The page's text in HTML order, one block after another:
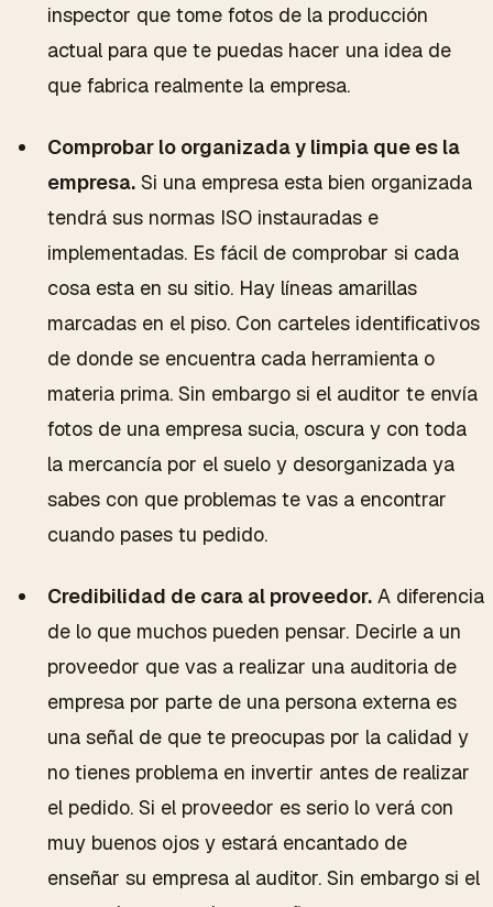
inspector que tome fotos de la producción
actual para que te puedas hacer una idea de
que fabrica realmente la empresa.
Comprobar lo organizada y limpia que es la
empresa.Si una empresa esta bien organizada
tendrá sus normas ISO instauradas e
implementadas. Es fácil de comprobar si cada
cosa esta en su sitio. Hay líneas amarillas
marcadas en el piso. Con carteles identificativos
de donde se encuentra cada herramienta o
materia prima. Sin embargo si el auditor te envía
fotos de una empresa sucia, oscura y con toda
la mercancía por el suelo y desorganizada ya
sabes con que problemas te vas a encontrar
cuando pases tu pedido.
Credibilidad de cara al proveedor.A diferencia
de lo que muchos pueden pensar. Decirle a un
proveedor que vas a realizar una auditoria de
empresa por parte de una persona externa es
una señal de que te preocupas por la calidad y
no tienes problema en invertir antes de realizar
el pedido. Si el proveedor es serio lo verá con
muy buenos ojos y estará encantado de
enseñar su empresa al auditor. Sin embargo si el